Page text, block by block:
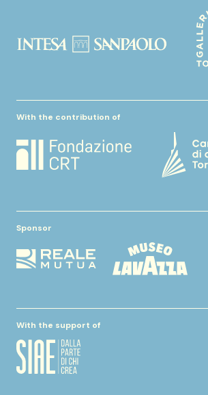
With the contribution of
Sponsor
With the support of